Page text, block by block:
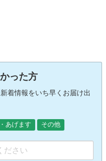
った方
着情報をいち早くお届け出
あげます その他